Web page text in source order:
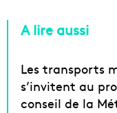
A lire aussi
Les transports
s’invitent au
conseil de la